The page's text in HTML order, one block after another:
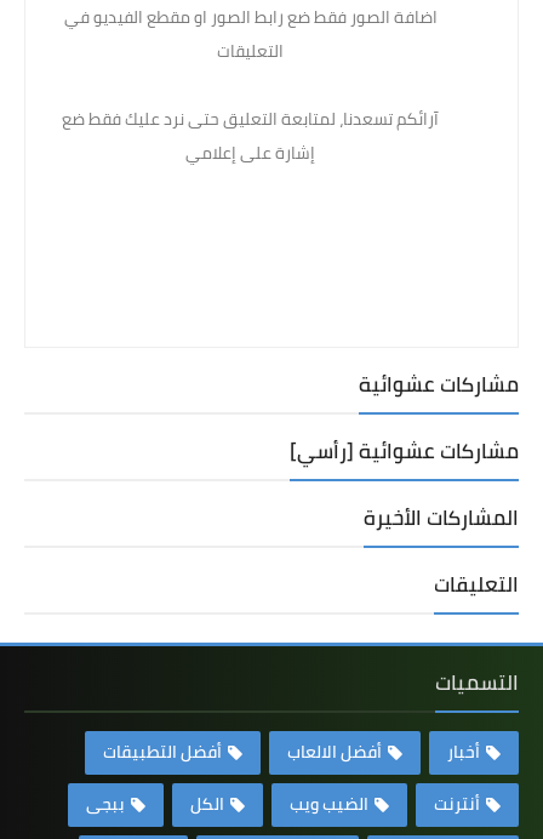
اضافة الصور فقط ضع رابط الصور او مقطع الفيديو في
التعليقات
آرائكم تسعدنا، لمتابعة التعليق حتى نرد عليك فقط ضع
إشارة على إعلامي
مشاركات عشوائية
مشاركات عشوائية [رأسي]
المشاركات الأخيرة
التعليقات
التسميات
أخبار أفضل الالعاب
أفضل التطبيقات
أنترنت
الضيب ويب الكل
ببجى